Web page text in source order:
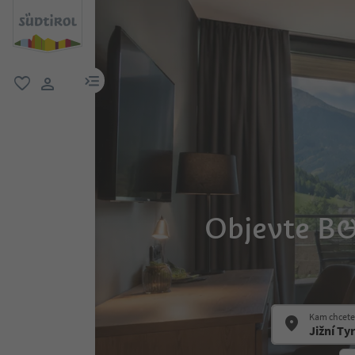
odkaz na menu
Objevte
Kam